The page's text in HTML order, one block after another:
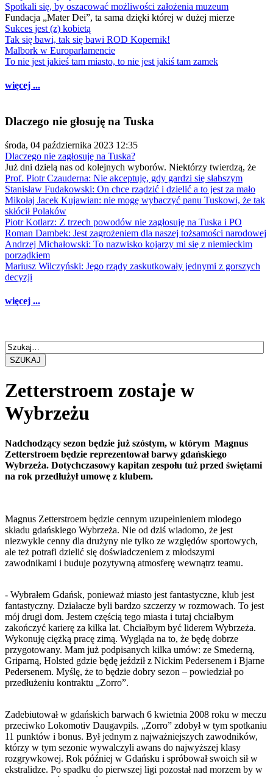
Spotkali się, by oszacować możliwości założenia muzeum
Fundacja „Mater Dei”, ta sama dzięki której w dużej mierze
Sukces jest (z) kobietą
Tak się bawi, tak się bawi ROD Kopernik!
Malbork w Europarlamencie
To nie jest jakieś tam miasto, to nie jest jakiś tam zamek
więcej ...
Dlaczego nie głosuję na Tuska
środa, 04 października 2023 12:35
Dlaczego nie zagłosuję na Tuska?
Już dni dzielą nas od kolejnych wyborów. Niektórzy twierdzą, że
Prof. Piotr Czauderna: Nie akceptuję, gdy gardzi się słabszym
Stanisław Fudakowski: On chce rządzić i dzielić a to jest za mało
Mikołaj Jacek Kujawian: nie mogę wybaczyć panu Tuskowi, że tak
skłócił Polaków
Piotr Kotlarz: Z trzech powodów nie zagłosuję na Tuska i PO
Roman Dambek: Jest zagrożeniem dla naszej tożsamości narodowej
Andrzej Michałowski: To nazwisko kojarzy mi się z niemieckim
porządkiem
Mariusz Wilczyński: Jego rządy zaskutkowały jednymi z gorszych
decyzji
więcej ...
SZUKAJ
Zetterstroem zostaje w
Wybrzeżu
Nadchodzący sezon będzie już szóstym, w którym Magnus
Zetterstroem będzie reprezentował barwy gdańskiego
Wybrzeża. Dotychczasowy kapitan zespołu tuż przed świętami
na rok przedłużył umowę z klubem.
Magnus Zetterstroem będzie cennym uzupełnieniem młodego
składu gdańskiego Wybrzeża. Nie od dziś wiadomo, że jest
niezwykle cenny dla drużyny nie tylko ze względów sportowych,
ale też potrafi dzielić się doświadczeniem z młodszymi
zawodnikami i buduje pozytywną atmosferę wewnątrz teamu.
- Wybrałem Gdańsk, ponieważ miasto jest fantastyczne, klub jest
fantastyczny. Działacze byli bardzo szczerzy w rozmowach. To jest
mój drugi dom. Jestem częścią tego miasta i tutaj chciałbym
zakończyć karierę za kilka lat. Chciałbym być liderem Wybrzeża.
Wykonuję ciężką pracę zimą. Wygląda na to, że będę dobrze
przygotowany. Mam już podpisanych kilka umów: ze Smederną,
Griparną, Holsted gdzie będę jeździł z Nickim Pedersenem i Bjarne
Pedersenem. Myślę, że to będzie dobry sezon – powiedział po
przedłużeniu kontraktu „Zorro”.
Zadebiutował w gdańskich barwach 6 kwietnia 2008 roku w meczu
przeciwko Lokomotiv Daugavpils. „Zorro” zdobył w tym spotkaniu
11 punktów i bonus. Był jednym z najważniejszych zawodników,
którzy w tym sezonie wywalczyli awans do najwyższej klasy
rozgrywkowej. Rok później w Gdańsku i spróbował swoich sił w
ekstralidze. Po spadku do pierwszej ligi pozostał nad morzem by w